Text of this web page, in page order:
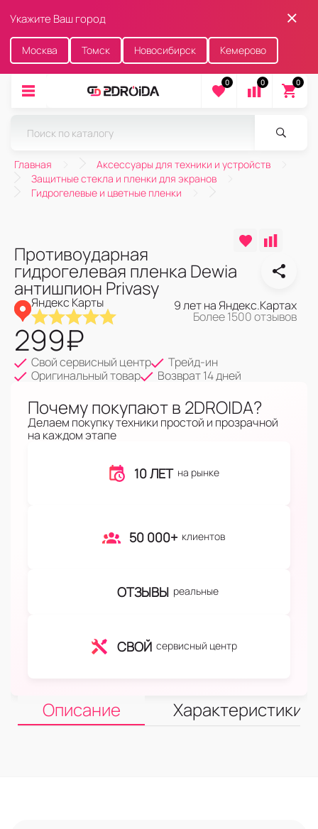
Укажите Ваш город
Москва Томск Новосибирск Кемерово
0 0 0
Главная
Аксессуары для техники и устройств
Защитные стекла и пленки для экранов
Гидрогелевые и цветные пленки
Противоударная
гидрогелевая пленка Dewia
антишпион Privasy
Яндекс Карты 9 лет на Яндекс.Картах
Более 1500 отзывов
299₽
Свой сервисный центр
Трейд-ин
Оригинальный товар
Возврат 14 дней
Почему покупают в 2DROIDA?
Делаем покупку техники простой и прозрачной
на каждом этапе
10 ЛЕТ на рынке
50 000+ клиентов
ОТЗЫВЫ реальные
СВОЙ сервисный центр
Описание Характеристики